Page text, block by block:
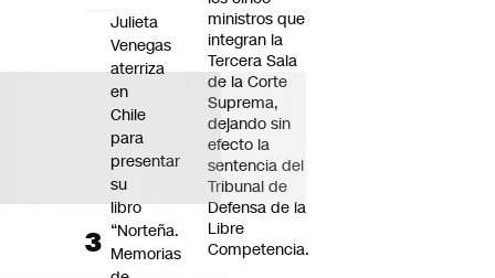
ministros que
integran la
Tercera Sala
de la Corte
Suprema,
dejando sin
efecto la
sentencia del
Tribunal de
Defensa de la
Libre
Competencia.
Julieta
Venegas
aterriza
en
Chile
para
presentar
su
libro
“Norteña.
Memorias